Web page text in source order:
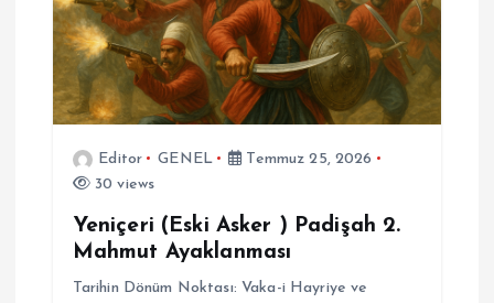
Editor GENEL
Temmuz 25, 2026
30 views
Yeniçeri (Eski Asker ) Padişah 2.
Mahmut Ayaklanması
Tarihin Dönüm Noktası: Vaka-i Hayriye ve